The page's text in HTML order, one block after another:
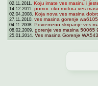
02.11.2011. Koju imate ves masinu i
14.12.2011. pomoc oko motora ves
02.04.2008. Koja nova ves masina
27.11.2010. ves masina gorenje
04.11.2008. Povremeno skripanje ves
08.02.2009. gorenje ves masina 50065
25.01.2014. Ves masina Gorenje